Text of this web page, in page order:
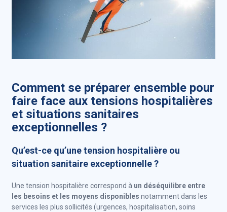
Comment se préparer ensemble pour
faire face aux tensions hospitalières
et situations sanitaires
exceptionnelles ?
Qu’est-ce qu’une tension hospitalière ou
situation sanitaire exceptionnelle ?
Une tension hospitalière correspond à un déséquilibre entre
les besoins et les moyens disponibles notamment dans les
services les plus sollicités (urgences, hospitalisation, soins